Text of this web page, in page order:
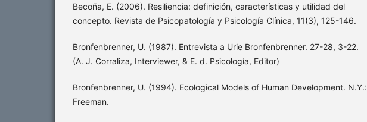
Becoña, E. (2006). Resiliencia: definición, características y utilidad del
concepto. Revista de Psicopatología y Psicología Clínica, 11(3), 125-146.
Bronfenbrenner, U. (1987). Entrevista a Urie Bronfenbrenner. 27-28, 3-22.
(A. J. Corraliza, Interviewer, & E. d. Psicología, Editor)
Bronfenbrenner, U. (1994). Ecological Models of Human Development. N.Y.:
Freeman.